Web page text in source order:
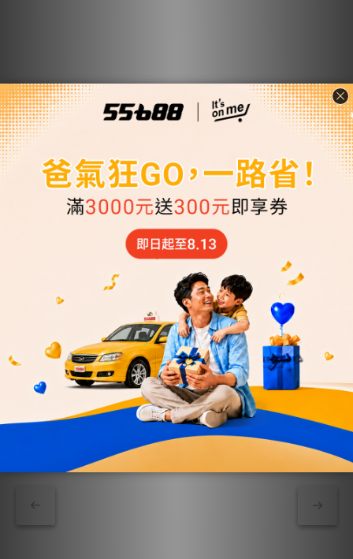
【LINK BEAR】
TOYOTA汽車_雙層除
臭清新型濾網(送安裝
NT$960 ~ NT$1...
NT$1,300
【LINK BEAR】
TOYOTA汽車_三層抑
菌除臭型濾網(送安裝
NT$1,600 ~ NT$...
NT$2,000